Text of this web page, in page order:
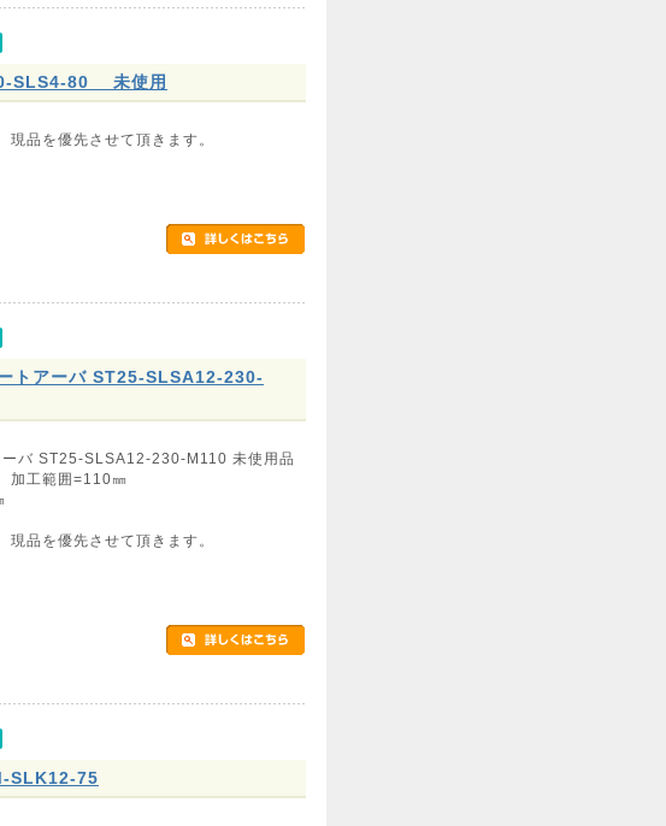
SLS4-80 未使用
現品を優先させて頂きます。
トアーバ ST25-SLSA12-230-
ーバ ST25-SLSA12-230-M110 未使用品
加工範囲=110㎜
現品を優先させて頂きます。
SLK12-75